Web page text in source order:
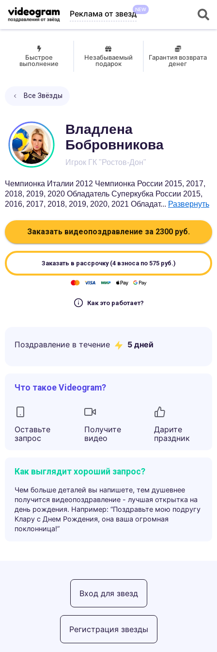
Реклама от звездNEW
Быстрое
выполнение
Незабываемый
подарок
Гарантия возврата
денег
Все Звёзды
Владлена
Бобровникова
Игрок ГК "Ростов-Дон"
Чемпионка Италии 2012 Чемпионка России 2015, 2017,
2018, 2019, 2020 Обладатель Суперкубка России 2015,
2016, 2017, 2018, 2019, 2020, 2021 Обладат... Развернуть
Заказать видеопоздравление за 2300 руб.
Заказать в рассрочку (4 взноса по 575руб.)
Как это работает?
Поздравление в течение 5 дней
Что такое Videogram?
Оставьте
запрос
Получите
видео
Дарите
праздник
Как выглядит хороший запрос?
Чем больше деталей вы напишете, тем душевнее
получится видеопоздравление - лучшая открытка на
день рождения. Например: “Поздравьте мою подругу
Клару с Днем Рождения, она ваша огромная
поклонница!”
Регистрация звезды
Вход для звезд